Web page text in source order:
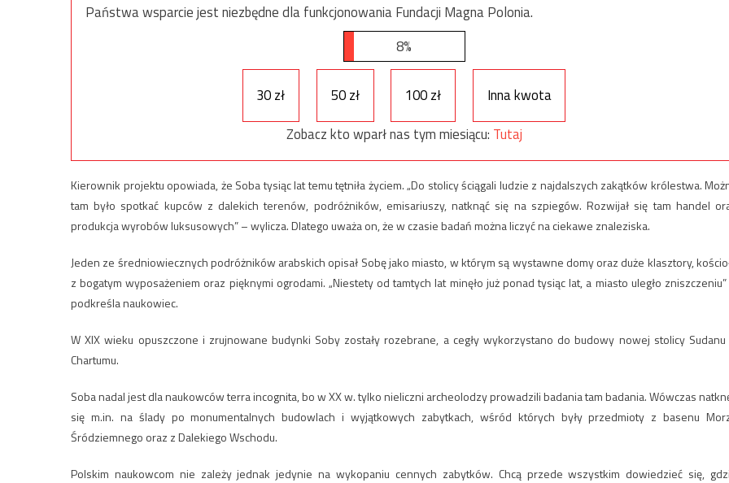
Państwa wsparcie jest niezbędne dla funkcjonowania Fundacji Magna Polonia.
8%
30 zł 50 zł 100 zł
Inna kwota
Zobacz kto wparł nas tym miesiącu: Tutaj
Kierownik projektu opowiada, że Soba tysiąc lat temu tętniła życiem. „Do stolicy ściągali ludzie z najdalszych zakątków królestwa.
tam było spotkać kupców z dalekich terenów, podróżników, emisariuszy, natknąć się na szpiegów. Rozwijał się tam handel
produkcja wyrobów luksusowych” – wylicza. Dlatego uważa on, że w czasie badań można liczyć na ciekawe znaleziska.
Jeden ze średniowiecznych podróżników arabskich opisał Sobę jako miasto, w którym są wystawne domy oraz duże klasztory,
z bogatym wyposażeniem oraz pięknymi ogrodami. „Niestety od tamtych lat minęło już ponad tysiąc lat, a miasto uległo
podkreśla naukowiec.
W XIX wieku opuszczone i zrujnowane budynki Soby zostały rozebrane, a cegły wykorzystano do budowy nowej stolicy
Chartumu.
Soba nadal jest dla naukowców terra incognita, bo w XX w. tylko nieliczni archeolodzy prowadzili badania tam badania. Wówczas
się m.in. na ślady po monumentalnych budowlach i wyjątkowych zabytkach, wśród których były przedmioty z basenu
Śródziemnego oraz z Dalekiego Wschodu.
Polskim naukowcom nie zależy jednak jedynie na wykopaniu cennych zabytków. Chcą przede wszystkim dowiedzieć się,